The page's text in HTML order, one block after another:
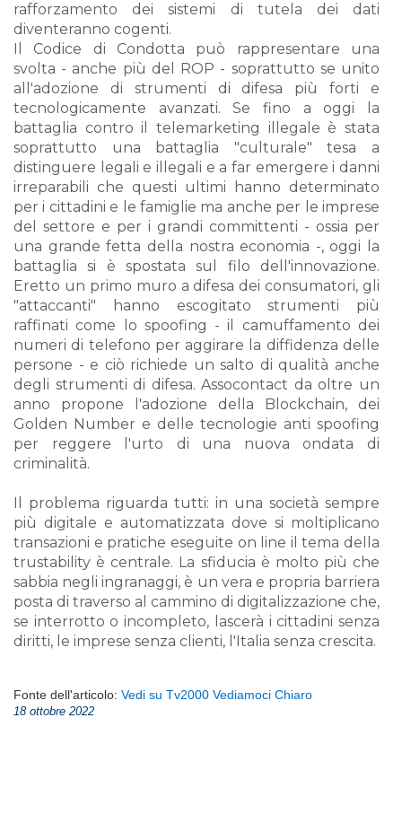
rafforzamento dei sistemi di tutela dei dati
diventeranno cogenti.
Il Codice di Condotta può rappresentare una
svolta - anche più del ROP - soprattutto se unito
all'adozione di strumenti di difesa più forti e
tecnologicamente avanzati. Se fino a oggi la
battaglia contro il telemarketing illegale è stata
soprattutto una battaglia "culturale" tesa a
distinguere legali e illegali e a far emergere i danni
irreparabili che questi ultimi hanno determinato
per i cittadini e le famiglie ma anche per le imprese
del settore e per i grandi committenti - ossia per
una grande fetta della nostra economia -, oggi la
battaglia si è spostata sul filo dell'innovazione.
Eretto un primo muro a difesa dei consumatori, gli
"attaccanti" hanno escogitato strumenti più
raffinati come lo spoofing - il camuffamento dei
numeri di telefono per aggirare la diffidenza delle
persone - e ciò richiede un salto di qualità anche
degli strumenti di difesa. Assocontact da oltre un
anno propone l'adozione della Blockchain, dei
Golden Number e delle tecnologie anti spoofing
per reggere l'urto di una nuova ondata di
criminalità.
Il problema riguarda tutti: in una società sempre
più digitale e automatizzata dove si moltiplicano
transazioni e pratiche eseguite on line il tema della
trustability è centrale. La sfiducia è molto più che
sabbia negli ingranaggi, è un vera e propria barriera
posta di traverso al cammino di digitalizzazione che,
se interrotto o incompleto, lascerà i cittadini senza
diritti, le imprese senza clienti, l'Italia senza crescita.
Fonte dell'articolo: Vedi su Tv2000 Vediamoci Chiaro
18 ottobre 2022